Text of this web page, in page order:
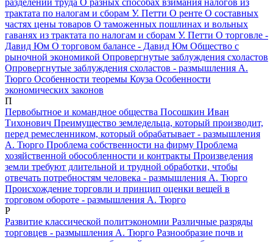
трактата по налогам и сборам У. Петти О ренте О составных
частях цены товаров О таможенных пошлинах и вольных
гаванях из трактата по налогам и сборам У. Петти О торговле -
Давид Юм О торговом балансе - Давид Юм Общество с
рыночной экономикой Опровергнутые заблуждения схоластов
Опровергнутые заблуждения схоластов - размышления А.
Тюрго Особенности теоремы Коуза Особенности
экономических законов
П
Первобытное и командное общества Посошкин Иван
Тихонович Преимущество земледельца, который производит,
перед ремесленником, который обрабатывает - размышления
А. Тюрго Проблема собственности на фирму Проблема
хозяйственной обособленности и контракты Произведения
земли требуют длительной и трудной обработки, чтобы
отвечать потребностям человека - размышления А. Тюрго
Происхождение торговли и принцип оценки вещей в
торговом обороте - размышления А. Тюрго
Р
Развитие классической политэкономии Различные разряды
торговцев - размышления А. Тюрго Разнообразие почв и